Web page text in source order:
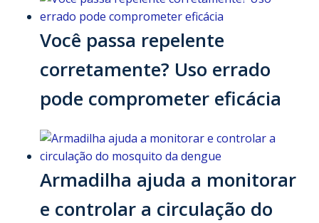
Você passa repelente
corretamente? Uso errado
pode comprometer eficácia
Armadilha ajuda a monitorar
e controlar a circulação do